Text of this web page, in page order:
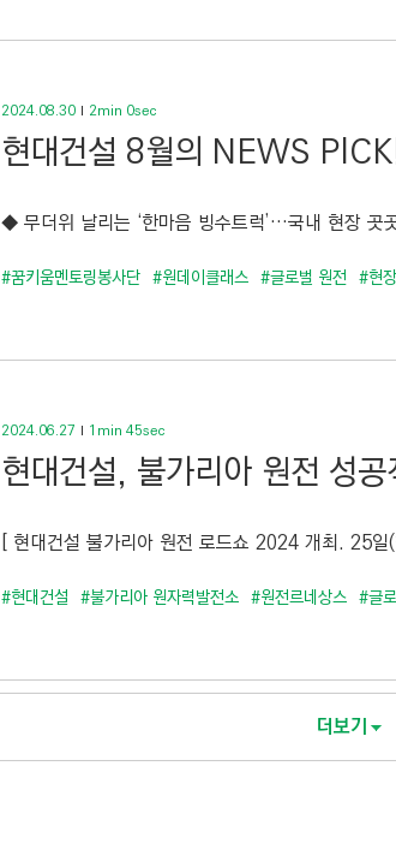
2024.08.30 2min 0sec
현대건설 8월의 NEWS
◆ 무더위 날리는 ‘한마음 빙수트럭’…국내 현장
#꿈키움멘토링봉사단 #원데이클래스 #글로벌 원전 #현
2024.06.27 1min 45sec
현대건설, 불가리아 원전 성
[ 현대건설 불가리아 원전 로드쇼 2024 개최. 25
#현대건설 #불가리아 원자력발전소 #원전르네상스 #글
더보기